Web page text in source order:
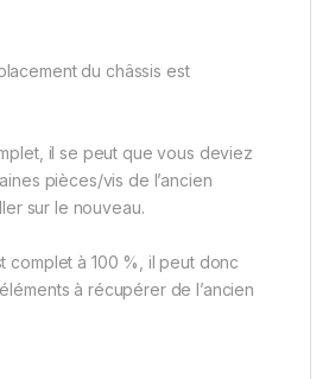
du châssis est
il se peut que vous deviez
pièces/vis de l’ancien
sur le nouveau.
complet à 100 %, il peut donc
à récupérer de l’ancien